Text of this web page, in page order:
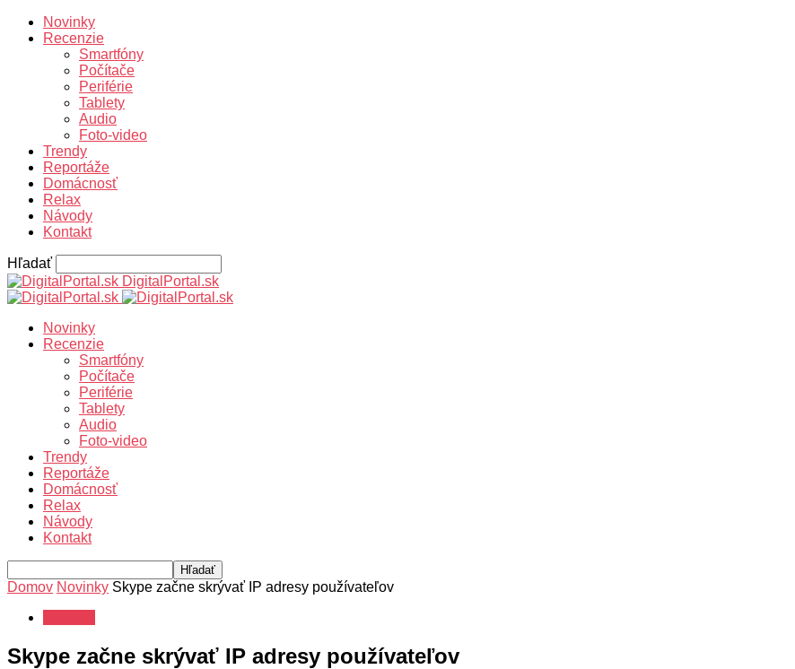
Novinky
Recenzie
Smartfóny
Počítače
Periférie
Tablety
Audio
Foto-video
Trendy
Reportáže
Domácnosť
Relax
Návody
Kontakt
Hľadať
DigitalPortal.sk
Novinky
Recenzie
Smartfóny
Počítače
Periférie
Tablety
Audio
Foto-video
Trendy
Reportáže
Domácnosť
Relax
Návody
Kontakt
Domov Novinky Skype začne skrývať IP adresy používateľov
Skype začne skrývať IP adresy používateľov